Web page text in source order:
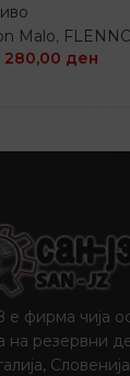
Malo,
280,00 ден
фирма чија
на резервни